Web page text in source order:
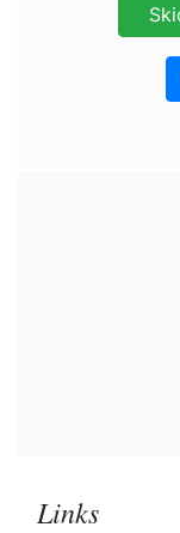
Links